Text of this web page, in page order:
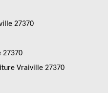
27370
27370
Vraiville 27370